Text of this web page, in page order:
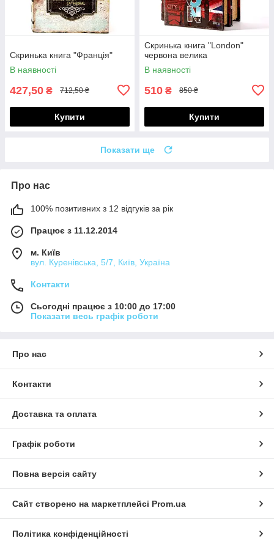
Скринька книга "Франція"
В наявності
427,50 ₴ 712,50 ₴
Купити
Скринька книга "London"
червона велика
В наявності
510 ₴ 850 ₴
Купити
Показати ще
Про нас
100% позитивних з 12 відгуків за рік
Працює з 11.12.2014
м. Київ
вул. Куренівська, 5/7, Київ, Україна
Контакти
Сьогодні працює з 10:00 до 17:00
Показати весь графік роботи
Про нас
Контакти
Доставка та оплата
Графік роботи
Повна версія сайту
Сайт створено на маркетплейсі Prom.ua
Політика конфіденційності